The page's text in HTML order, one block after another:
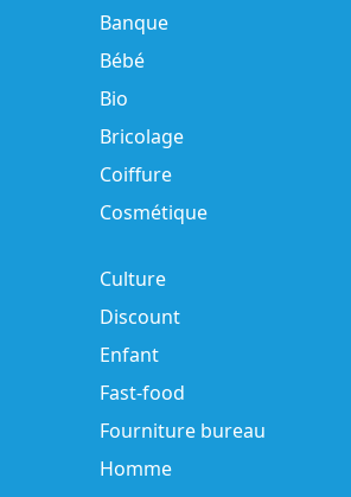
Banque
Bébé
Bio
Bricolage
Coiffure
Cosmétique
Culture
Discount
Enfant
Fast-food
Fourniture bureau
Homme